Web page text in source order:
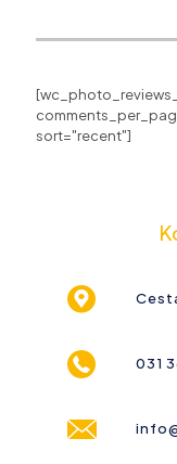
sort="recent"]
031